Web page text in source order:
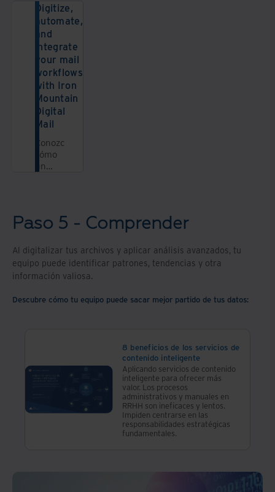
Digitize,
automate,
and
integrate
your mail
workflows
with Iron
Mountain
Digital
Mail
Conozca
cómo
un
le
buscar
de
manera
fácil y
rápida
su
centralizada
y
mejora
Paso 5 - Comprender
Al digitalizar tus archivos y aplicar análisis avanzados, tu
equipo puede identificar patrones, tendencias y otra
información valiosa.
Descubre cómo tu equipo puede sacar mejor partido de tus datos:
8 beneficios de los servicios de
contenido inteligente
Aplicando servicios de contenido
inteligente para ofrecer más
valor. Los procesos
administrativos y manuales en
RRHH son ineficaces y lentos.
Impiden centrarse en las
responsabilidades estratégicas
fundamentales.